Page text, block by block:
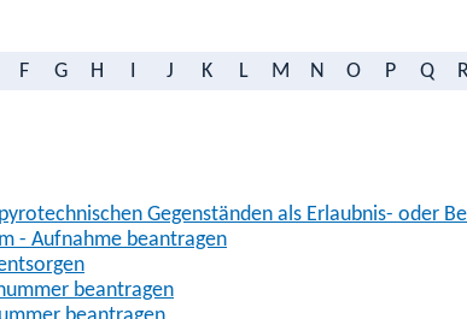
F G H J K L M N O P Q
Gegenständen als Erlaubnis- oder
- Aufnahme beantragen
beantragen